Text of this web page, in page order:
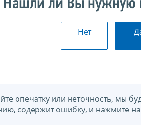
Нашли ли Вы нужную
Нет
опечатку или неточность, мы
содержит ошибку, и нажмите